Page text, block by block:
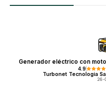
Generador eléctrico con
4.9
Turbonet Tecnologia
26-